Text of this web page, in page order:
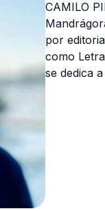
CAMILO
por
como
se dedica